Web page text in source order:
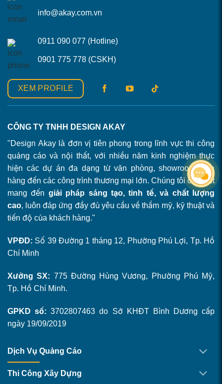
info@akay.com.vn
0911 090 077 (Hotline)
0901 775 778 (CSKH)
XEM PROFILE
CÔNG TY TNHH DESIGN AKAY
"Design Akay là đơn vị tiên phong trong lĩnh vực thi công
quảng cáo và nội thất, với nhiều năm kinh nghiệm thực
hiện các dự án đa dạng từ văn phòng, showroom, cửa
hàng đến các công trình thương mại lớn. Chúng tôi cam kết
mang đến giải pháp sáng tạo, tinh tế, và chất lượng
cao, luôn đáp ứng đầy đủ yêu cầu về thẩm mỹ, kỹ thuật và
tiến độ của khách hàng."
VPĐD: Số 39 Đường 1 tháng 12, Phường Phú Lợi, Tp. Hồ
Chí Minh
Xưởng SX: 775 Đường Hùng Vương, Phường Phú Mỹ,
Tp. Hồ Chí Minh.
GPKD số: 3702807463 do Sở KHĐT Bình Dương cấp
ngày 19/09/2019
Dịch Vụ Quảng Cáo
Thi Công Xây Dựng